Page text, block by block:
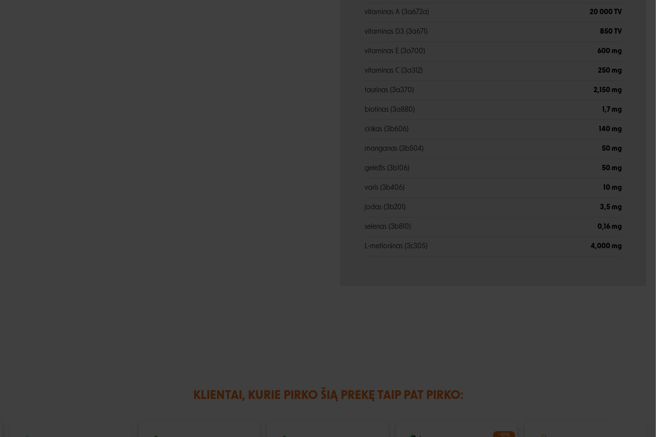
vitaminas A (3a672a) 20 000 TV
vitaminas D3 (3a671) 850 TV
vitaminas E (3a700) 600 mg
vitaminas C (3a312) 250 mg
taurinas (3a370) 2,150 mg
biotinas (3a880) 1,7 mg
cinkas (3b606) 140 mg
manganas (3b504) 50 mg
geležis (3b106) 50 mg
varis (3b406) 10 mg
jodas (3b201) 3,5 mg
selenas (3b810) 0,16 mg
L-metioninas (3c305) 4,000 mg
KLIENTAI, KURIE PIRKO ŠIĄ PREKĘ TAIP PAT PIRKO:
−10%